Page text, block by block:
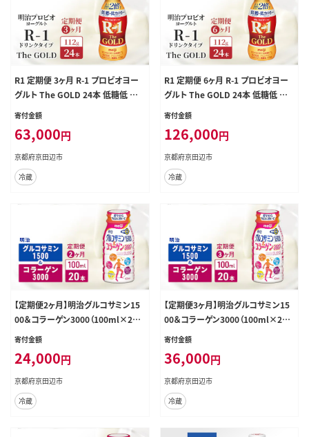
R1 定期便 3ヶ月 R-1 プロビオヨー
グルト The GOLD 24本 低糖低 カ
ロリー ドリンク タイプ 明治 飲むヨ
ヨーグルトドリンク ヨーグルト 飲み
物 飲料 健康食品 健康 R1ドリンク
乳酸菌飲料 冷蔵 定期 3回
寄付金額
63,000円
京都府京田辺市
冷蔵
R1 定期便 6ヶ月 R-1 プロビオヨー
グルト The GOLD 24本 低糖低 カ
ロリー ドリンク タイプ 明治 飲むヨ
ヨーグルトドリンク ヨーグルト 飲み
物 飲料 健康食品 健康 R1ドリンク
乳酸菌飲料 冷蔵 定期 6回
寄付金額
126,000円
京都府京田辺市
冷蔵
【定期便2ヶ月】明治グルコサミン15
00＆コラーゲン3000（100ml×20
本）
寄付金額
24,000円
京都府京田辺市
冷蔵
【定期便3ヶ月】明治グルコサミン15
00＆コラーゲン3000（100ml×20
本）
寄付金額
36,000円
京都府京田辺市
冷蔵